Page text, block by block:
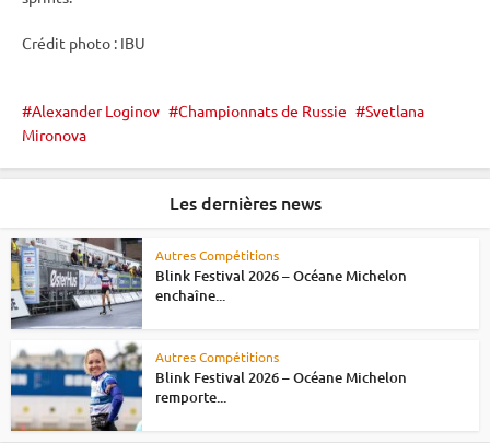
Crédit photo : IBU
Alexander Loginov Championnats de Russie
Svetlana
Mironova
Les dernières news
Autres Compétitions
Blink Festival 2026 – Océane Michelon
enchaîne...
Autres Compétitions
Blink Festival 2026 – Océane Michelon
remporte...